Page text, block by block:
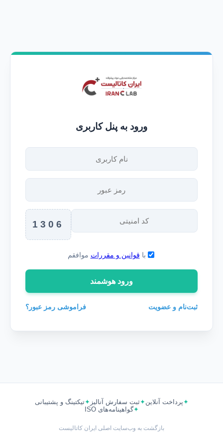
ورود به پنل کاربری
1306
با قوانین و مقررات موافقم
ورود هوشمند
ثبت‌نام و عضویت فراموشی رمز عبور؟
پرداخت آنلاین ثبت سفارش آنالیز
تیکتینگ و پشتیبانی
گواهینامه‌های ISO
بازگشت به وب‌سایت اصلی ایران کاتالیست